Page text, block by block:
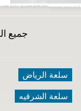
جميع
سلعة الرياض
سلعة الشرقيه